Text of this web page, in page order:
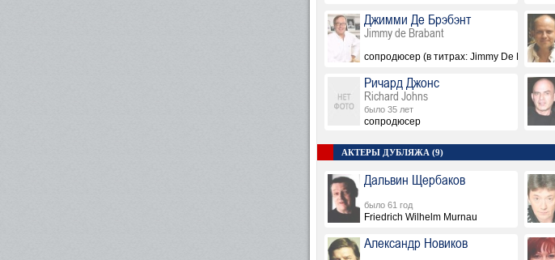
Джимми Де Брэбэнт
Jimmy de Brabant
сопродюсер (в титрах: Jimmy De Brabant)
Ричард Джонс
Richard Johns
было 35 лет
сопродюсер
АКТЕРЫ ДУБЛЯЖА (9)
Дальвин Щербаков
было 61 год
Friedrich Wilhelm Murnau
Александр Новиков